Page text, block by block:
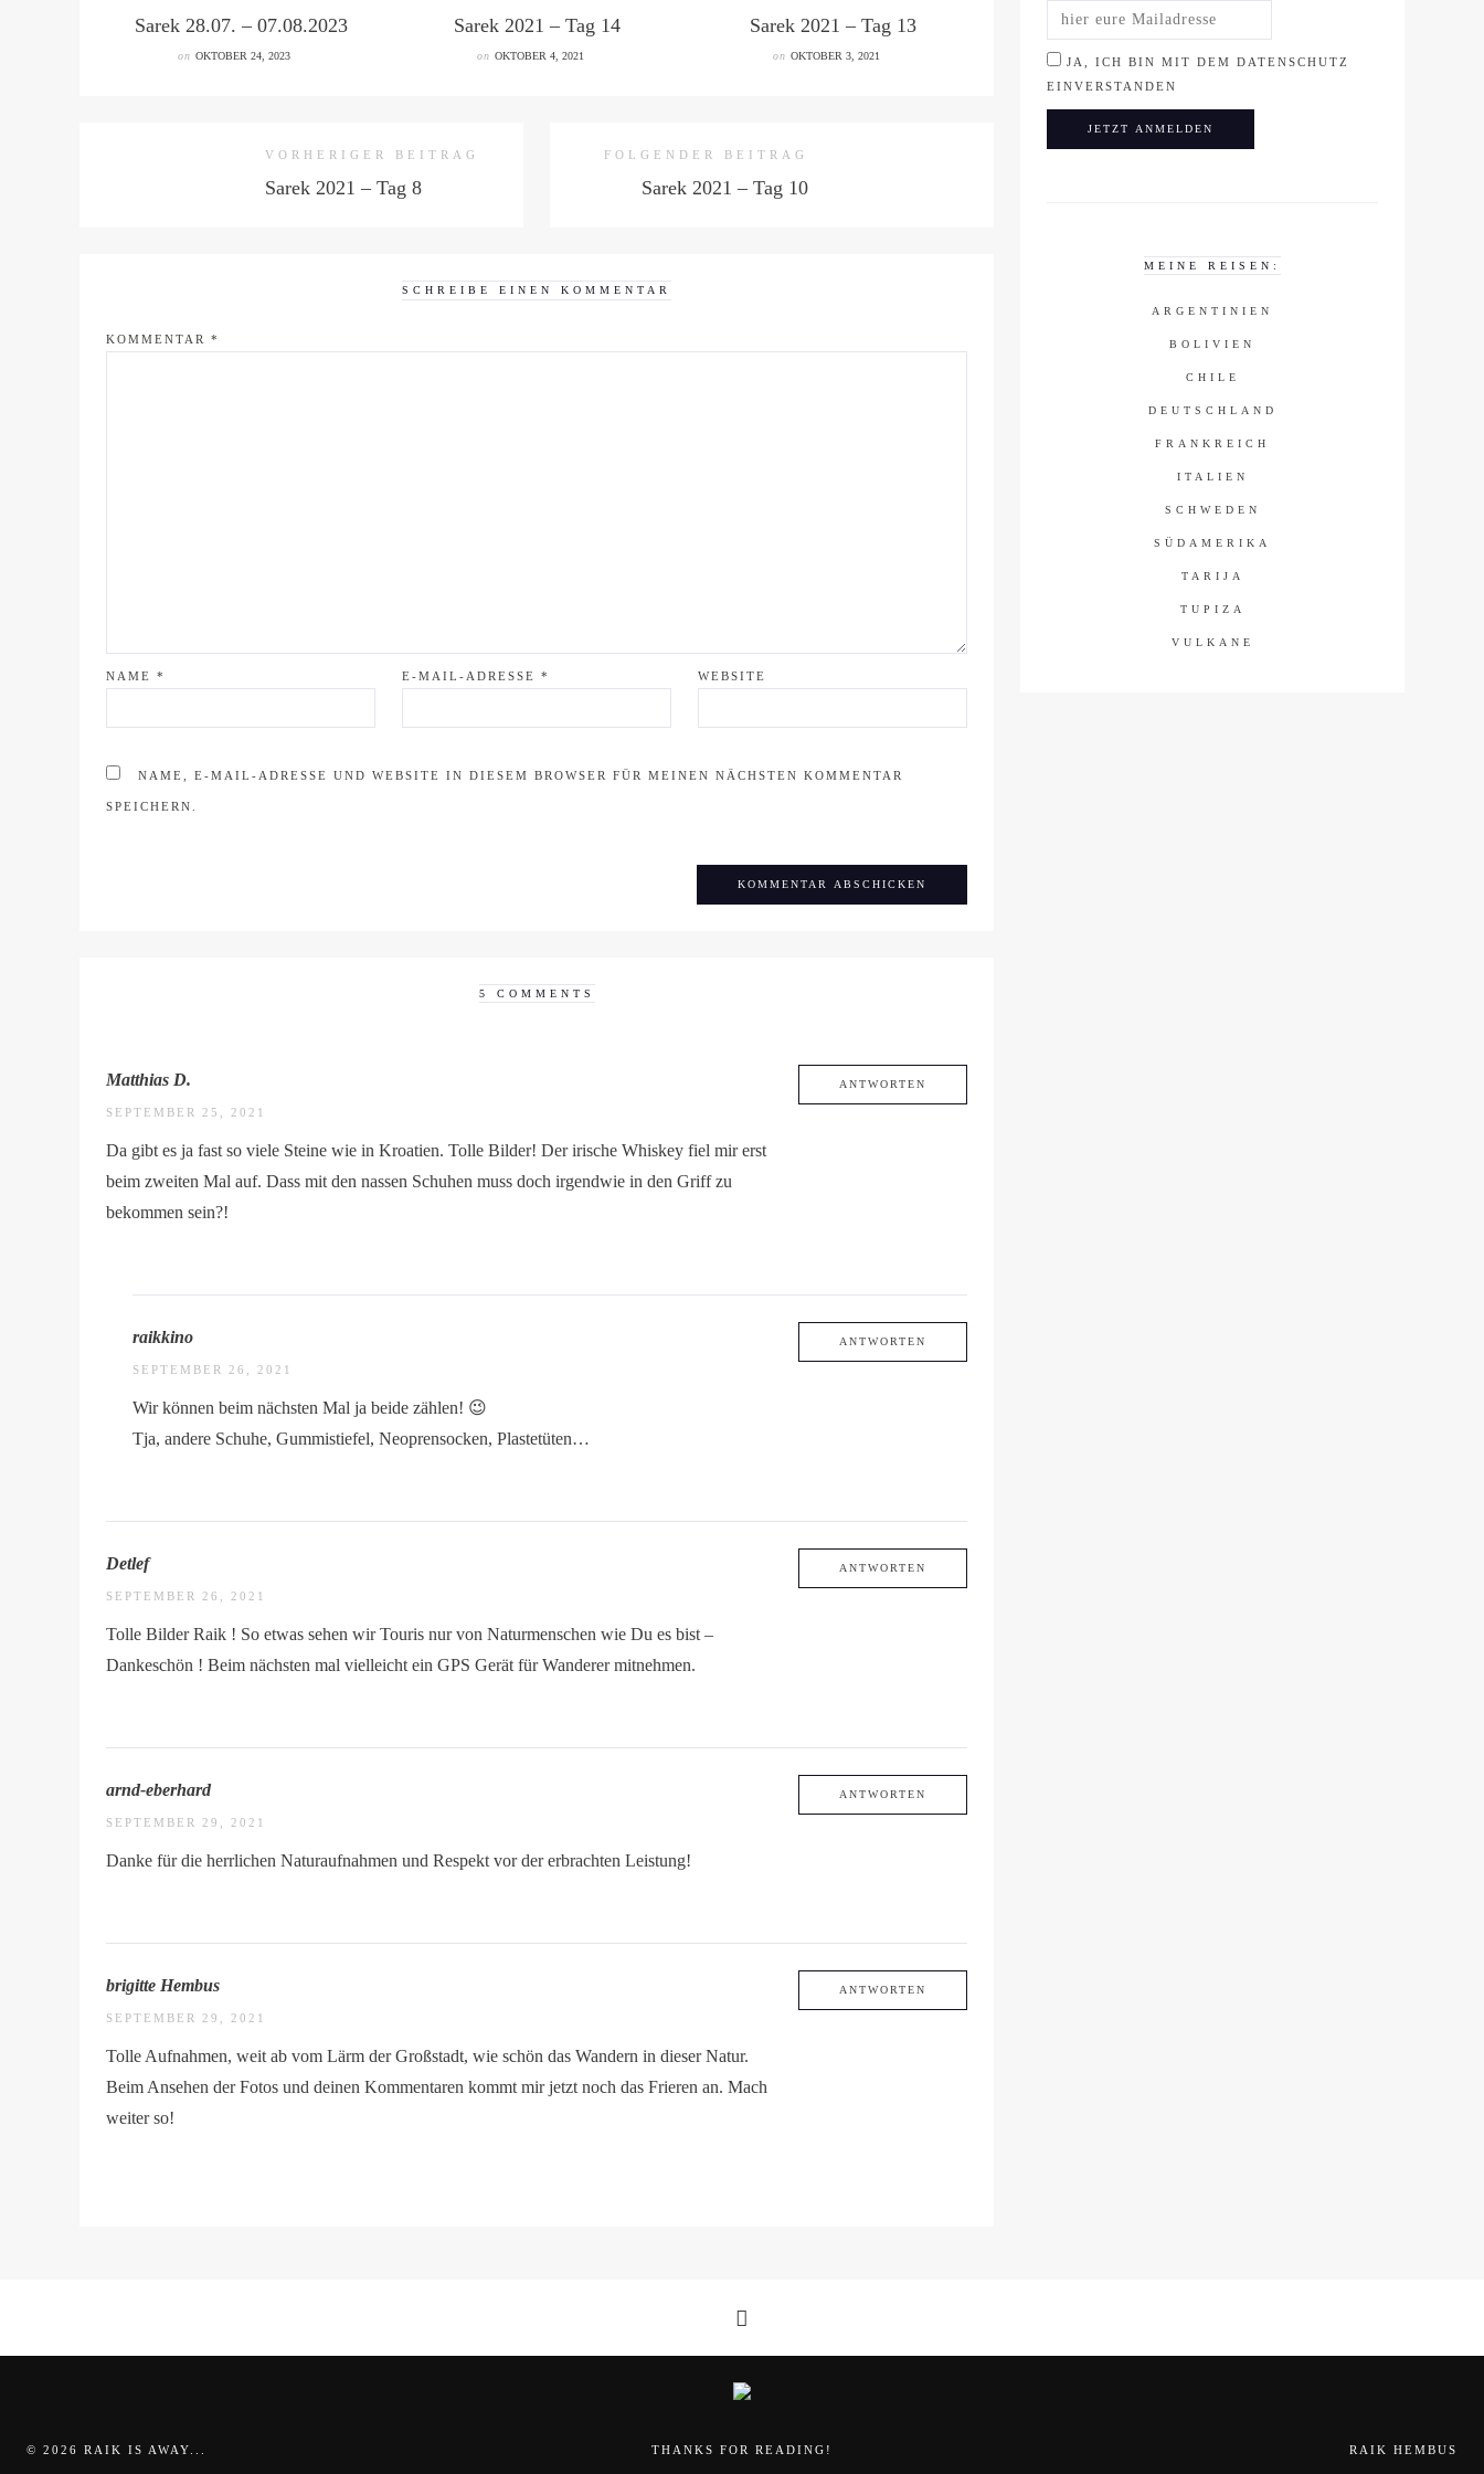
Sarek 28.07. – 07.08.2023
on OKTOBER 24, 2023
Sarek 2021 – Tag 14
on OKTOBER 4, 2021
Sarek 2021 – Tag 13
on OKTOBER 3, 2021
VORHERIGER BEITRAG
Sarek 2021 – Tag 8
FOLGENDER BEITRAG
Sarek 2021 – Tag 10
SCHREIBE EINEN KOMMENTAR
KOMMENTAR *
NAME * E-MAIL-ADRESSE * WEBSITE
NAME, E-MAIL-ADRESSE UND WEBSITE IN DIESEM BROWSER FÜR MEINEN NÄCHSTEN KOMMENTAR
SPEICHERN.
5 COMMENTS
Matthias D.
SEPTEMBER 25, 2021
Da gibt es ja fast so viele Steine wie in Kroatien. Tolle Bilder! Der irische Whiskey fiel mir erst
beim zweiten Mal auf. Dass mit den nassen Schuhen muss doch irgendwie in den Griff zu
bekommen sein?!
ANTWORTEN
raikkino
SEPTEMBER 26, 2021
Wir können beim nächsten Mal ja beide zählen! 😉
Tja, andere Schuhe, Gummistiefel, Neoprensocken, Plastetüten…
ANTWORTEN
Detlef
SEPTEMBER 26, 2021
Tolle Bilder Raik ! So etwas sehen wir Touris nur von Naturmenschen wie Du es bist –
Dankeschön ! Beim nächsten mal vielleicht ein GPS Gerät für Wanderer mitnehmen.
ANTWORTEN
arnd-eberhard
SEPTEMBER 29, 2021
Danke für die herrlichen Naturaufnahmen und Respekt vor der erbrachten Leistung!
ANTWORTEN
brigitte Hembus
SEPTEMBER 29, 2021
Tolle Aufnahmen, weit ab vom Lärm der Großstadt, wie schön das Wandern in dieser Natur.
Beim Ansehen der Fotos und deinen Kommentaren kommt mir jetzt noch das Frieren an. Mach
weiter so!
ANTWORTEN
JA, ICH BIN MIT DEM DATENSCHUTZ
EINVERSTANDEN
MEINE REISEN:
ARGENTINIEN
BOLIVIEN
CHILE
DEUTSCHLAND
FRANKREICH
ITALIEN
SCHWEDEN
SÜDAMERIKA
TARIJA
TUPIZA
VULKANE
© 2026 RAIK IS AWAY... THANKS FOR READING! RAIK HEMBUS